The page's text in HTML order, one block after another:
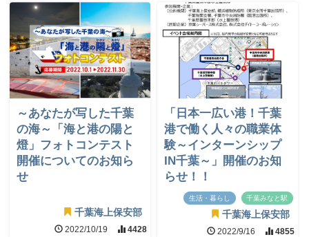
～あなたが写した千葉
の海～「海と港の陽と
燈」フォトコンテスト
開催についてのお知ら
せ
千葉海上保安部
2022/10/19 4428
「日本一広い港！千葉
港で働く人々の職業体
験～インターンシップ
IN千葉～」開催のお知
らせ！！
生活・暮らし 千葉みなと駅
千葉海上保安部
2022/9/16 4855